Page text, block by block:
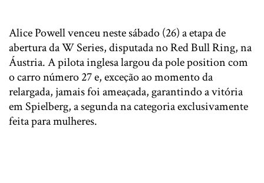
Alice Powell venceu neste sábado (26) a etapa de
abertura da W Series, disputada no Red Bull Ring, na
Áustria. A pilota inglesa largou da pole position com
o carro número 27 e, exceção ao momento da
relargada, jamais foi ameaçada, garantindo a vitória
em Spielberg, a segunda na categoria exclusivamente
feita para mulheres.